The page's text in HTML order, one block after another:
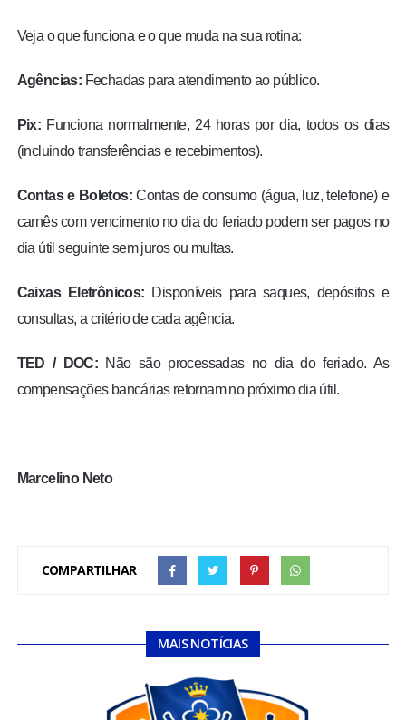
Veja o que funciona e o que muda na sua rotina:
Agências: Fechadas para atendimento ao público.
Pix: Funciona normalmente, 24 horas por dia, todos os dias
(incluindo transferências e recebimentos).
Contas e Boletos: Contas de consumo (água, luz, telefone) e
carnês com vencimento no dia do feriado podem ser pagos no
dia útil seguinte sem juros ou multas.
Caixas Eletrônicos: Disponíveis para saques, depósitos e
consultas, a critério de cada agência.
TED / DOC: Não são processadas no dia do feriado. As
compensações bancárias retornam no próximo dia útil.
Marcelino Neto
COMPARTILHAR
MAIS NOTÍCIAS